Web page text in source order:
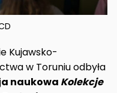
Kujawsko-
w Toruniu odbyła
naukowa Kolekcje